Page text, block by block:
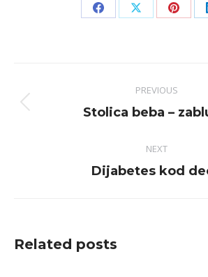
Share Share Share
navigation
PREVIOUS
Previous
Stolica beba –
NEXT
Next
Dijabetes kod
Related posts